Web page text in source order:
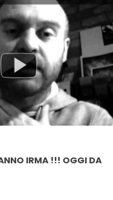
IRMA !!! OGGI DA